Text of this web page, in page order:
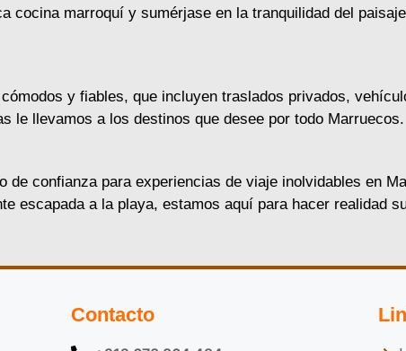
cocina marroquí y sumérjase en la tranquilidad del
y fiables, que incluyen traslados privados,
le llevamos a los destinos que desee por todo Marruecos.
de confianza para experiencias de viaje inolvidables en
escapada a la playa, estamos aquí para hacer realidad
Contacto